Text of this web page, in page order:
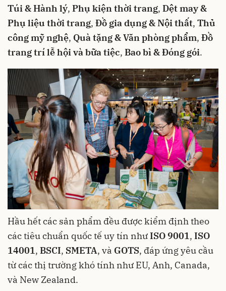
Túi & Hành lý, Phụ kiện thời trang, Dệt may &
Phụ liệu thời trang, Đồ gia dụng & Nội thất, Thủ
công mỹ nghệ, Quà tặng & Văn phòng phẩm, Đồ
trang trí lễ hội và bữa tiệc, Bao bì & Đóng gói.
Hầu hết các sản phẩm đều được kiểm định theo
các tiêu chuẩn quốc tế uy tín nhưISO 9001 , ISO
14001 , BSCI, SMETA, và GOTS, đáp ứng yêu cầu
từ các thị trường khó tính như EU, Anh, Canada,
và New Zealand.